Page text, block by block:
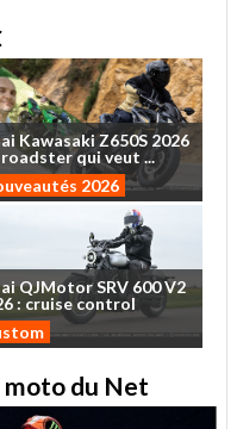
KawasakiZ650S 2026
roadsterquiveut ...
2026
QJMotorSRV 600V2
: cruise control
moto du Net